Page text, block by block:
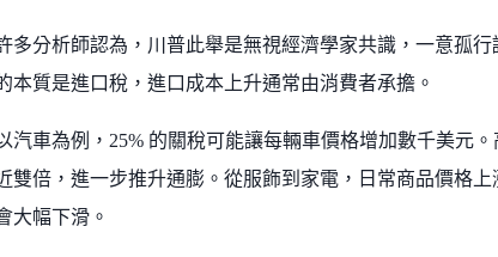
多分析師認為，川普此舉是無視經濟學家共識，一意孤
本質是進口稅，進口成本上升通常由消費者承擔。
汽車為例，25% 的關稅可能讓每輛車價格增加數千美元
雙倍，進一步推升通膨。從服飾到家電，日常商品價格
大幅下滑。